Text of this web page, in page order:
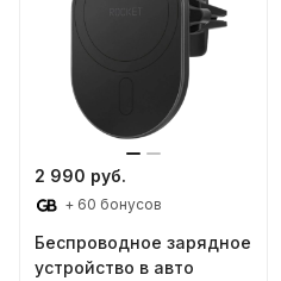
2 990 руб.
+ 60 бонусов
Беспроводное зарядное
устройство в авто